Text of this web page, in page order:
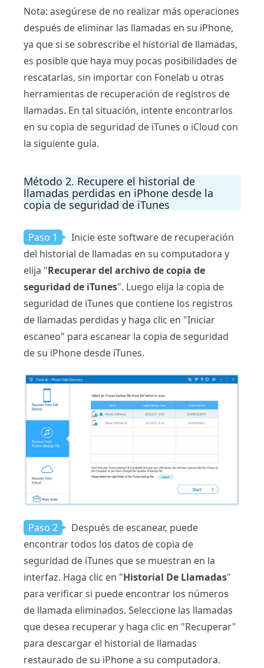
Nota: asegúrese de no realizar más operaciones
después de eliminar las llamadas en su iPhone,
ya que si se sobrescribe el historial de llamadas,
es posible que haya muy pocas posibilidades de
rescatarlas, sin importar con Fonelab u otras
herramientas de recuperación de registros de
llamadas. En tal situación, intente encontrarlos
en su copia de seguridad de iTunes o iCloud con
la siguiente guía.
Método 2. Recupere el historial de
llamadas perdidas en iPhone desde la
copia de seguridad de iTunes
Paso 1
Inicie este software de recuperación
del historial de llamadas en su computadora y
elija "Recuperar del archivo de copia de
seguridad de iTunes". Luego elija la copia de
seguridad de iTunes que contiene los registros
de llamadas perdidas y haga clic en "Iniciar
escaneo" para escanear la copia de seguridad
de su iPhone desde iTunes.
Paso 2
Después de escanear, puede
encontrar todos los datos de copia de
seguridad de iTunes que se muestran en la
interfaz. Haga clic en "Historial De Llamadas"
para verificar si puede encontrar los números
de llamada eliminados. Seleccione las llamadas
que desea recuperar y haga clic en "Recuperar"
para descargar el historial de llamadas
restaurado de su iPhone a su computadora.